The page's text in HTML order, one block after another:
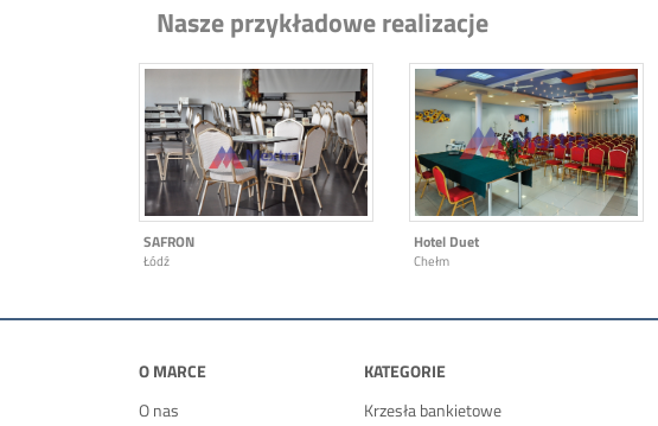
Nasze przykładowe realizacje
SAFRON
Łódź
Hotel Duet
Chełm
O MARCE
O nas
KATEGORIE
Krzesła bankietowe